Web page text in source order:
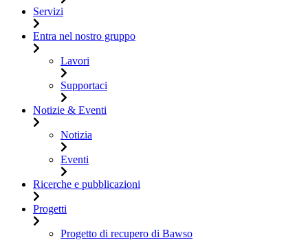
Servizi
Entra nel nostro gruppo
Lavori
Supportaci
Notizie & Eventi
Notizia
Eventi
Ricerche e pubblicazioni
Progetti
Progetto di recupero di Bawso